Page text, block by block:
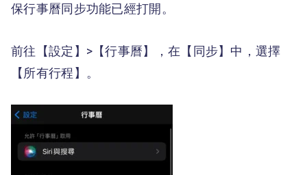
保行事曆同步功能已經打開。
前往【設定】>【行事曆】，在【同步】中，選擇
【所有行程】。